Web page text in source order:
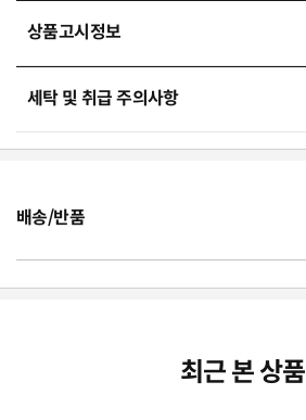
상품고시정보
세탁 및 취급 주의사항
배송/반품
최근 본 상품